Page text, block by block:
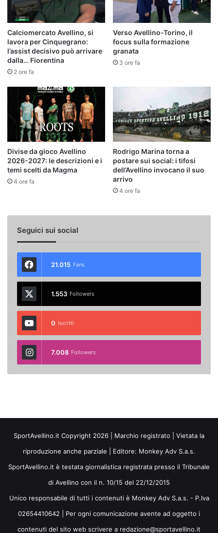
Calciomercato Avellino, si
lavora per Cinquegrano:
l’assist decisivo può arrivare
dalla… Fiorentina
2 ore fa
Verso Avellino-Torino, il
focus sulla formazione
granata
3 ore fa
Divise da gioco Avellino
2026-2027: le descrizioni e i
temi scelti da Magma
4 ore fa
Rodrigo Marina torna a
postare sui social: i tifosi
dell’Avellino invocano il suo
arrivo
4 ore fa
Seguici sui social
21.015 Fans
1.553 Followers
0 Iscritti
7.008 Followers
SportAvellino.it Copyright 2026 | Marchio registrato | Vietata la
riproduzione anche parziale | Editore: Monkey Adv S.a.s.
SportAvellino.it è testata giornalistica registrata presso il Tribunale
di Avellino con il n. 10/15 del 22/12/2015
Unico responsabile di tutti i contenuti è Monkey Adv S.a.s. - P.Iva
02654410642 | Per ogni comunicazione avente ad oggetto i
contenuti del sito web scrivere a redazione@sportavellino.it